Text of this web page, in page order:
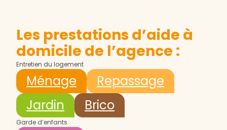
Les prestations d’aide à
domicile de l’agence :
Entretien du logement
Ménage
Repassage
Jardin
Brico
Garde d’enfants